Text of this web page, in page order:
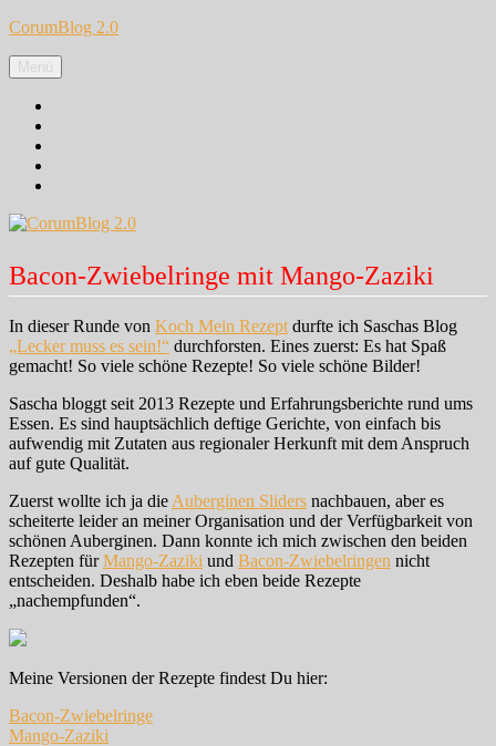
Zum
springen
CorumBlog 2.0
Menü
Bacon-Zwiebelringe mit Mango-Zaziki
In dieser Runde von Koch Mein Rezept durfte ich Saschas Blog
„Lecker muss es sein!“ durchforsten. Eines zuerst: Es hat Spaß
gemacht! So viele schöne Rezepte! So viele schöne Bilder!
Sascha bloggt seit 2013 Rezepte und Erfahrungsberichte rund ums
Essen. Es sind hauptsächlich deftige Gerichte, von einfach bis
aufwendig mit Zutaten aus regionaler Herkunft mit dem Anspruch
auf gute Qualität.
Zuerst wollte ich ja die Auberginen Sliders nachbauen, aber es
scheiterte leider an meiner Organisation und der Verfügbarkeit von
schönen Auberginen. Dann konnte ich mich zwischen den beiden
Rezepten fürMango-Zaziki und Bacon-Zwiebelringen nicht
entscheiden. Deshalb habe ich eben beide Rezepte
„nachempfunden“.
Meine Versionen der Rezepte findest Du hier:
Bacon-Zwiebelringe
Mango-Zaziki